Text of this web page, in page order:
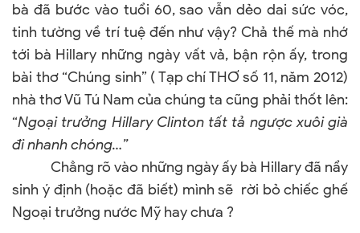
bà đã bước vào tuổi 60, sao vẫn dẻo dai sức vóc,
tinh tường về trí tuệ đến như vậy? Chả thế mà nhớ
tới bà Hillary những ngày vất vả, bận rộn ấy, trong
bài thơ “Chúng sinh” ( Tạp chí THƠ số 11, năm 2012)
nhà thơ Vũ Tú Nam của chúng ta cũng phải thốt lên:
“Ngoại trưởng Hillary Clinton tất tả ngược xuôi già
đi nhanh chóng…”
Chẳng rõ vào những ngày ấy bà Hillary đã nẩy
sinh ý định (hoặc đã biết) mình sẽ rời bỏ chiếc ghế
Ngoại trưởng nước Mỹ hay chưa ?